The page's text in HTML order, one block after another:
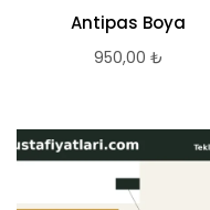
Antipas Boya
950,00 ₺